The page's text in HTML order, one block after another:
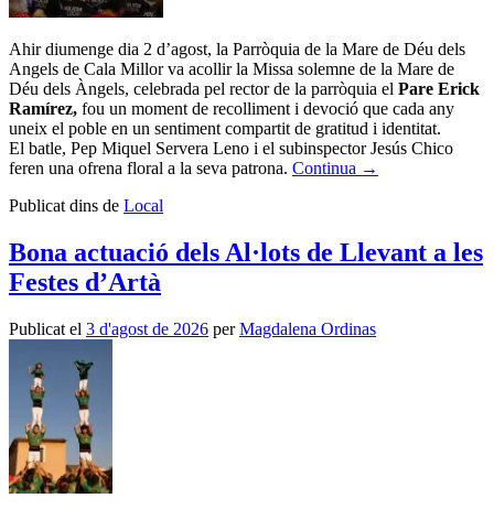
Ahir diumenge dia 2 d’agost, la Parròquia de la Mare de Déu dels
Angels de Cala Millor va acollir la Missa solemne de la Mare de
Déu dels Àngels, celebrada pel rector de la parròquia el Pare Erick
Ramírez, fou un moment de recolliment i devoció que cada any
uneix el poble en un sentiment compartit de gratitud i identitat.
El batle, Pep Miquel Servera Leno i el subinspector Jesús Chico
feren una ofrena floral a la seva patrona. Continua →
Publicat dins de Local
Bona actuació dels Al·lots de Llevant a les
Festes d’Artà
Publicat el 3 d'agost de 2026 perMagdalena Ordinas